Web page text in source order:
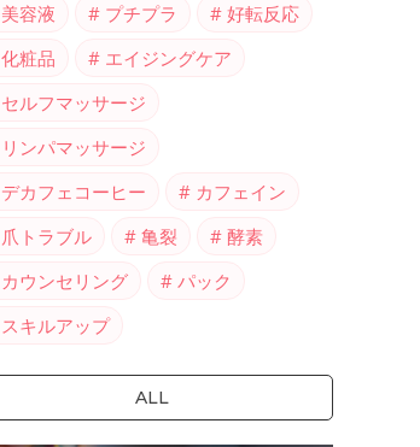
美容液
プチプラ
好転反応
化粧品
エイジングケア
セルフマッサージ
リンパマッサージ
デカフェコーヒー
カフェイン
爪トラブル
亀裂
酵素
カウンセリング
パック
スキルアップ
ALL